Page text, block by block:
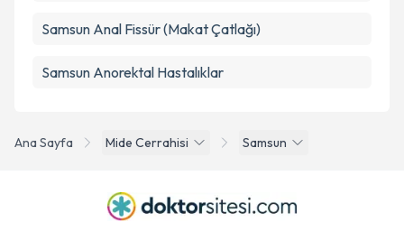
Ana Sayfa Mide Cerrahisi Samsun
Samsun Anal Fissür (Makat Çatlağı)
Samsun Anorektal Hastalıklar